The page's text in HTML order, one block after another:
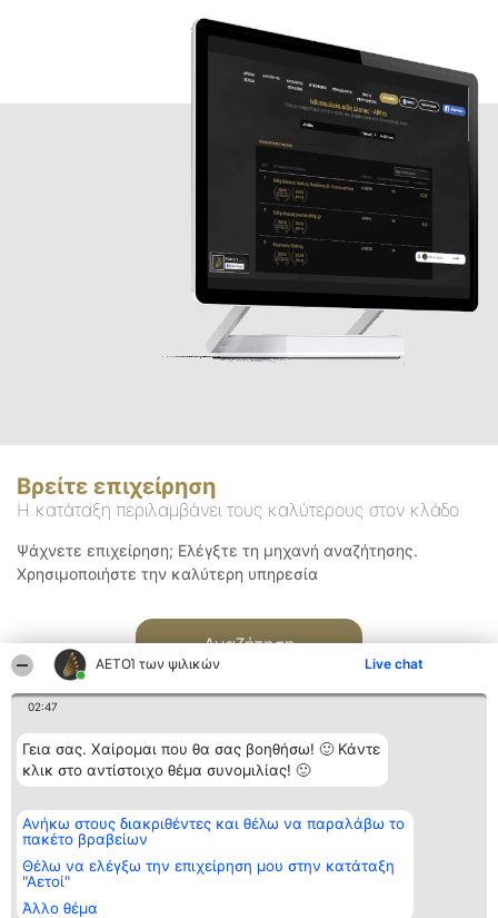
ΑΕΤΟΊ των ψιλικών Live chat
02:47
Γεια σας. Χαίρομαι που θα σας βοηθήσω! 🙂 Κάντε
κλικ στο αντίστοιχο θέμα συνομιλίας! 🙂
Ανήκω στους διακριθέντες και θέλω να παραλάβω το
πακέτο βραβείων
Θέλω να ελέγξω την επιχείρηση μου στην κατάταξη
"Αετοί"
Άλλο θέμα
Βρείτε επιχείρηση
Η κατάταξη περιλαμβάνει τους καλύτερους στον κλάδο
Ψάχνετε επιχείρηση; Ελέγξτε τη μηχανή αναζήτησης.
Χρησιμοποιήστε την καλύτερη υπηρεσία
Αναζήτηση
Διοργανωτής της
κατάταξης
BEAUTIFUL COMPANY
ΤΗΛ. ΕΠΙΚΟΙΝΩΝΙΑΣ:
2104128019
email:
Κατάταξη
Διακριθέντες
των
διακριθέντων
Επικοινωνία
Επικοινωνία